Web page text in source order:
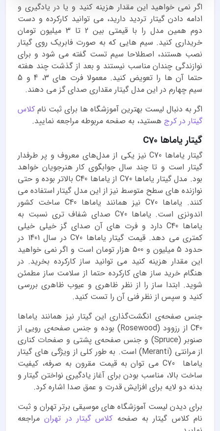
اگر نمی خواهید این مقدار هزینه کنید و یا در یادگیری و
ادامه دادن گیتار تردید دارید، می توانید کارکرده و دست
دوم همین مدل را با قیمتی بین 2 تا 3 میلیون تومان
خریداری کنید. سیم هایی که به صورت فابریک روی گیتار
نصب هستند، اصطلاحا سیم تست گفته می شود و برای
نوازندگی چندان مناسب نیستند و بعد از گذشت چند هفته
حتما آن ها را تعویض کنید. معمولا فرت های 3، 4 و 5
سیم چهارم در این مدل گیتار مقداری صدای گز می دهند.
اگر به دنبال لیست بهترین آموزشگاه ها برای ثبت نام کلاس
گیتار در کرج هستید، به صفحه مربوطه مراجعه نمایید.
گیتار یاماها C70
گیتار یاماها C70 نیز یکی از مدل‌های معروف و پر طرفدار
گیتار است و تا چند سال جوابگوی کار هنرجویان خواهد
بود. مدل گیتار یاماها C70 از یاماها C40 بالاتر بوده و حتی
نوازنده های سطح متوسط نیز از این مدل گیتار استفاده می
کنند. یاماها C70 نیز همانند یاماها C40 ساخت کشور
اندونزی است. یاماها C70 صدای شفاف تری نسبت به
یاماها C40 دارد و فرت های آن صدای گز خیلی خیلی
کمتری می دهد. قیمت گیتار یاماها C70 در سال 1401 در
حدود 5 میلیون و 500 هزار تومان است و اگر نمی خواهید
این مقدار هزینه کنید می توانید ساز کارکرده بخرید. در
هنگام خرید ساز های کارکرده حتما از سلامت ساز مطمئن
شوید. ابتدا ساز را از نظر ظاهری و عیوب ظاهری بررسی
کنید و سپس از نظر فنی آن را تست کنید.
جنس صفحه‌ی انگشت‌گذاری این گیتار نیز همانند یاماها
C40 از رزوود (Rosewood) بوده و جنس صفحه‌ی رویی از
صنوبر (Spruce) و جنس صفحه‌ی پشتی و صفحات کناری
از مرانتی (Meranti) است. به طور کلی از ویژگی های گیتار
یاماها C70 می توان به قیمت مقرون به صرفه، کیفیت
ساخت بالا، مناسب بودن برای آغاز یادگیری نواختن گیتار و
بدنه دو لایه برای افزایش قدرت و عمق صدا اشاره کرد.
برای دیدن لیست آموزشگاه های موسیقی برتر تهران و ثبت
نام کلاس گیتار به صفحه کلاس گیتار در تهرانمراجعه